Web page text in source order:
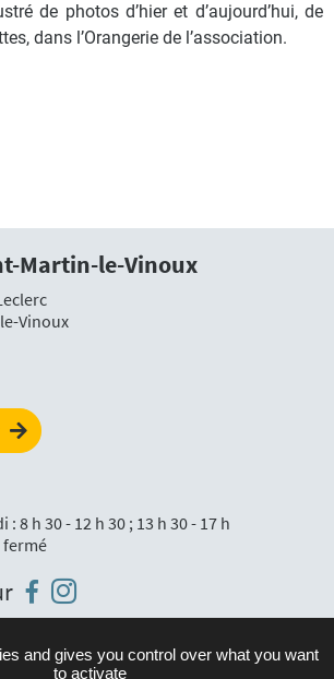
de photos d’hier et d’aujourd’hui, de
dans l’Orangerie de l’association.
Martin-le-Vinoux
Vinoux
8 h 30 - 12 h 30 ; 13 h 30 - 17 h
fermé
Facebook
Instagram
and gives you control over what you want
to activate